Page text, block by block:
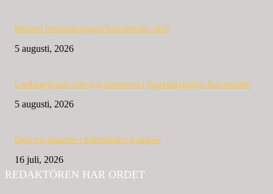
Bildspel Sparbanksjoggen Katrineholm 2026
5 augusti, 2026
Landslagslöpare satte nya banrekord i Sparbanksjoggen Katrineholm
5 augusti, 2026
Dags för löparfest i Katrineholm 4 augusti
16 juli, 2026
REDAKTÖREN HAR ORDET